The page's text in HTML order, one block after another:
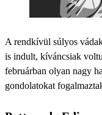
A rendkívül súlyos
is indult, kíváncsiak
februárban olyan nagy
gondolatokat